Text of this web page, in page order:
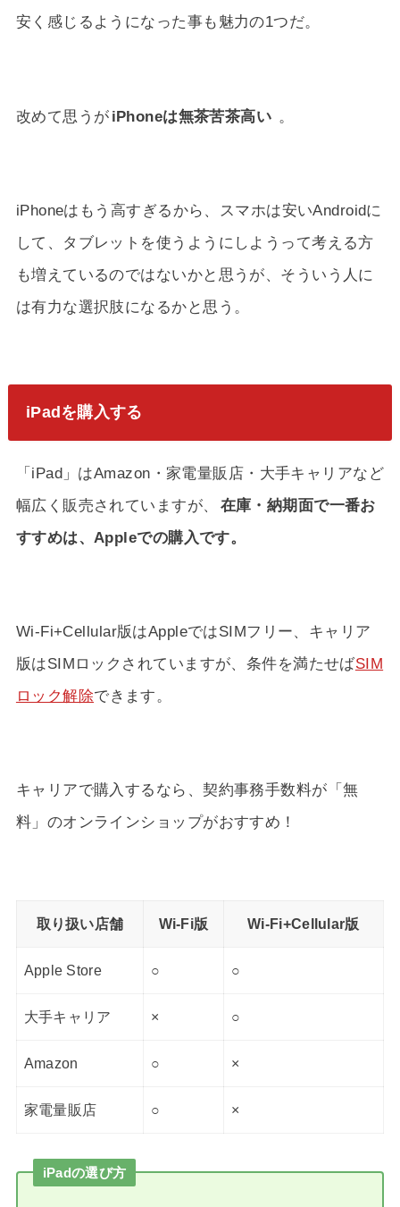
安く感じるようになった事も魅力の1つだ。
改めて思うが iPhoneは無茶苦茶高い 。
iPhoneはもう高すぎるから、スマホは安いAndroidに
して、タブレットを使うようにしようって考える方
も増えているのではないかと思うが、そういう人に
は有力な選択肢になるかと思う。
iPadを購入する
「iPad」はAmazon・家電量販店・大手キャリアなど
幅広く販売されていますが、
在庫・納期面で一番お
すすめは、Appleでの購入です。
Wi-Fi+Cellular版はAppleではSIMフリー、キャリア
版はSIMロックされていますが、条件を満たせばSIM
ロック解除できます。
キャリアで購入するなら、契約事務手数料が「無
料」のオンラインショップがおすすめ！
取り扱い店舗 Wi-Fi版 Wi-Fi+Cellular版
Apple Store ○ ○
大手キャリア × ○
Amazon ○ ×
家電量販店 ○ ×
iPadの選び方